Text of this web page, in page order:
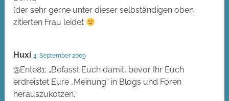
(der sehr gerne unter dieser selbständigen oben
zitierten Frau leidet
Huxi 4. September 2009
@Ente81: „Befasst Euch damit, bevor Ihr Euch
erdreistet Eure „Meinung“ in Blogs und Foren
herauszukotzen.“